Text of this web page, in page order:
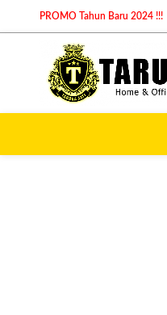
PROMO Tahun Baru 2024 !!!